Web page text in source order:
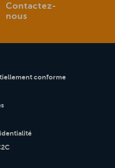
Contactez-
nous
conforme